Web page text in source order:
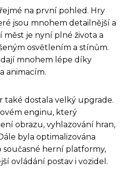
na první pohled. Hry
jsou mnohem detailnější a
měst je nyní plné života a
osvětlením a stínům.
mnohem lépe díky
animacím.
také dostala velký upgrade.
enginu, který
obrazu, vyhlazování hran,
byla optimalizována
herní platformy,
ovládání postav i vozidel.